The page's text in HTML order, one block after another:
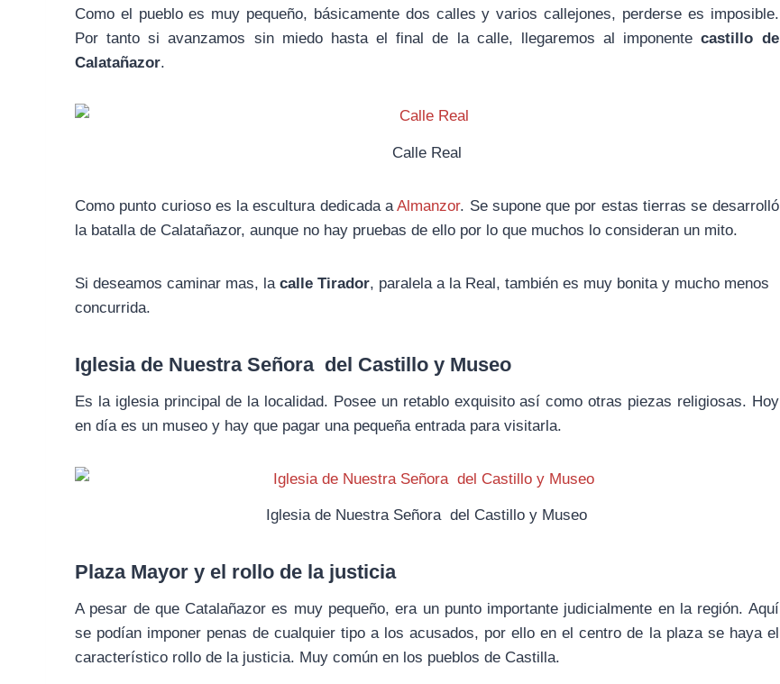
Como el pueblo es muy pequeño, básicamente dos calles y varios callejones, perderse es imposible.
Por tanto si avanzamos sin miedo hasta el final de la calle, llegaremos al imponentecastillo de
Calatañazor.
Calle Real
Como punto curioso es la escultura dedicada aAlmanzor. Se supone que por estas tierras se desarrolló
la batalla de Calatañazor, aunque no hay pruebas de ello por lo que muchos lo consideran un mito.
Si deseamos caminar mas, la calle Tirador, paralela a la Real, también es muy bonita y mucho menos
concurrida.
Iglesia de Nuestra Señora del Castillo y Museo
Es la iglesia principal de la localidad. Posee un retablo exquisito así como otras piezas religiosas. Hoy
en día es un museo y hay que pagar una pequeña entrada para visitarla.
Iglesia de Nuestra Señora del Castillo y Museo
Plaza Mayor y el rollo de la justicia
A pesar de que Catalañazor es muy pequeño, era un punto importante judicialmente en la región. Aquí
se podían imponer penas de cualquier tipo a los acusados, por ello en el centro de la plaza se haya el
característico rollo de la justicia. Muy común en los pueblos de Castilla.